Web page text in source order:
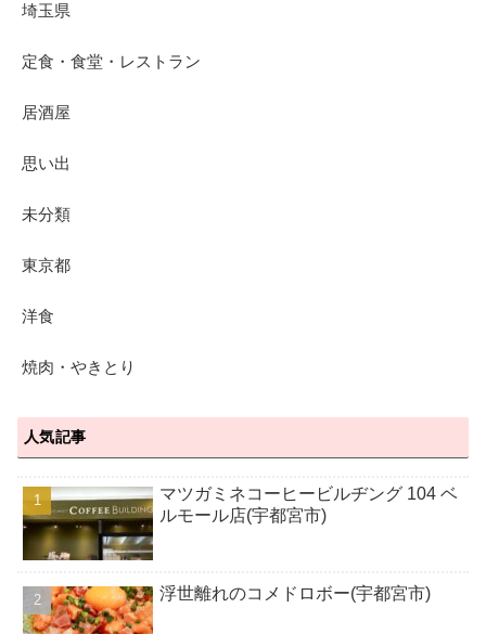
埼玉県
定食・食堂・レストラン
居酒屋
思い出
未分類
東京都
洋食
焼肉・やきとり
人気記事
マツガミネコーヒービルヂング 104 ベ
ルモール店(宇都宮市)
浮世離れのコメドロボー(宇都宮市)